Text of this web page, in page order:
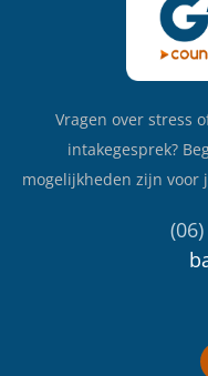
Vragen over stress
intakegesprek?
mogelijkheden zijn voor